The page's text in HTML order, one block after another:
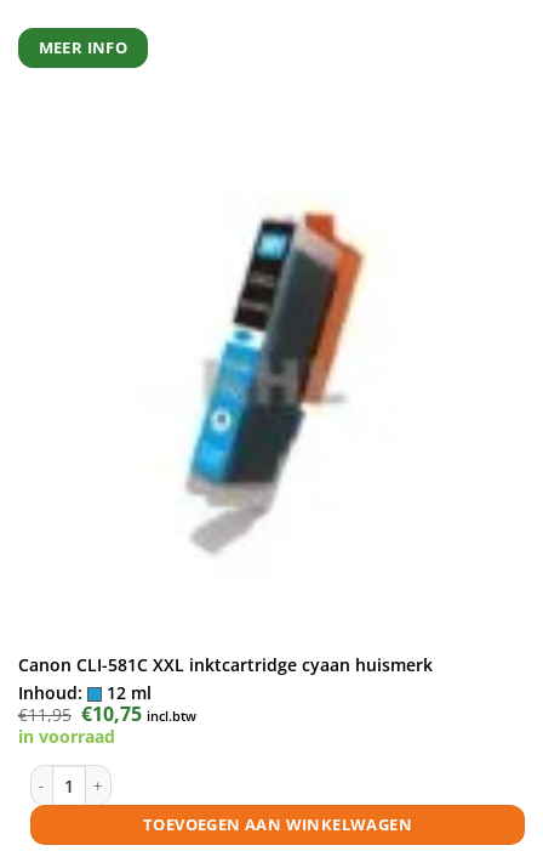
MEER INFO
Canon CLI-581C XXL inktcartridge cyaan huismerk
Inhoud:
12 ml
€11,95 Oorspronkelijke
prijs
was:
€10,75Huidige
prijs
incl.btw
in voorraad
Canon CLI-581C XXL inktcartridge cyaan huismerk aantal
TOEVOEGEN AAN WINKELWAGEN